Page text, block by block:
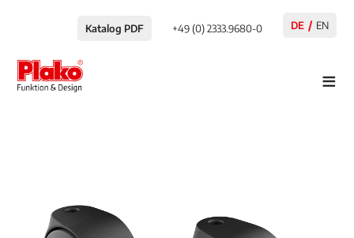
Katalog PDF +49 (0) 2333.9680-0 DE EN
≡